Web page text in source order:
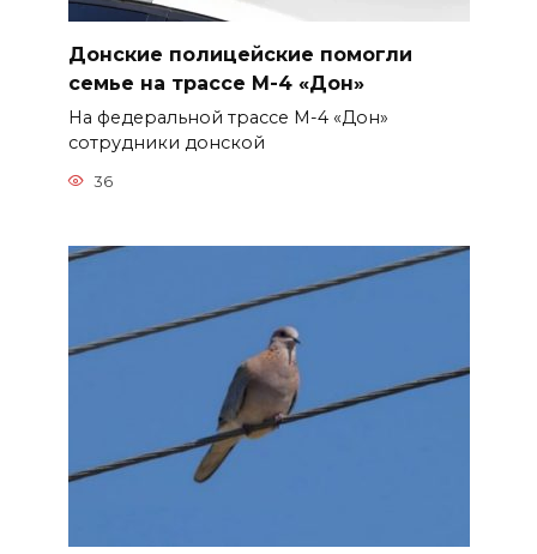
Донские полицейские помогли
семье на трассе М-4 «Дон»
На федеральной трассе М-4 «Дон»
сотрудники донской
36